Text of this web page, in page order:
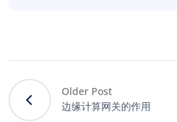
Older Post
边缘计算网关的作用